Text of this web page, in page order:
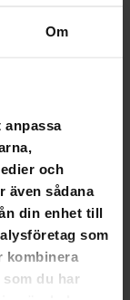
Om
och
även sådana
din enhet till
som
kombinera
du har
förbättrar också
nivå av
till alla
touch till ditt